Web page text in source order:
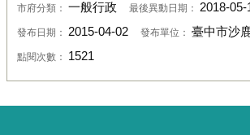
市府分類： 一般行政 最後異動日期： 2018-05-
發布日期： 2015-04-02 發布單位： 臺中市沙
點閱次數： 1521